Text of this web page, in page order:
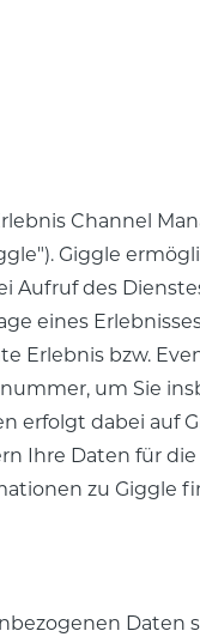
Channel
Giggle
Aufruf des
eines
Erlebnis bzw.
um Sie
erfolgt dabei auf
Ihre Daten für
zu Giggle
Daten